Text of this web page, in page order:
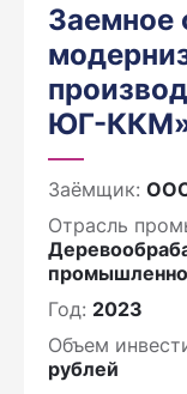
Заемное
ЮГ-
Заёмщик:
Отрасль
Год: 2023
Объем
рублей